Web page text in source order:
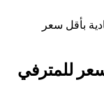
بأقل سعر
للمترفي